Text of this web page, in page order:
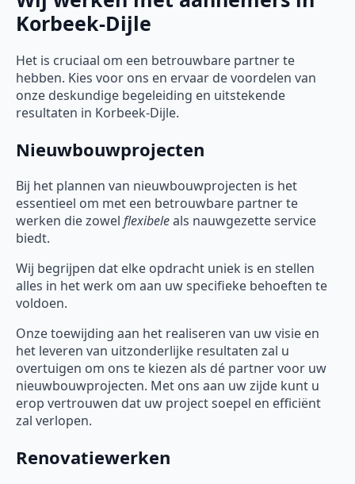
Korbeek-Dijle
Het is cruciaal om een betrouwbare partner te
hebben. Kies voor ons en ervaar de voordelen van
onze deskundige begeleiding en uitstekende
resultaten in Korbeek-Dijle.
Nieuwbouwprojecten
Bij het plannen van nieuwbouwprojecten is het
essentieel om met een betrouwbare partner te
werken die zowel flexibeleals nauwgezette service
biedt.
Wij begrijpen dat elke opdracht uniek is en stellen
alles in het werk om aan uw specifieke behoeften te
voldoen.
Onze toewijding aan het realiseren van uw visie en
het leveren van uitzonderlijke resultaten zal u
overtuigen om ons te kiezen als dé partner voor uw
nieuwbouwprojecten. Met ons aan uw zijde kunt u
erop vertrouwen dat uw project soepel en efficiënt
zal verlopen.
Renovatiewerken